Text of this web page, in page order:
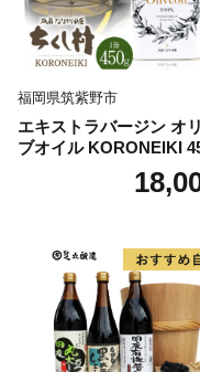
福岡県筑紫野市
エキストラバージン オ
ブオイル KORONEIKI
[筑前たなか油屋 福岡県
野市 21760403] 油 食用